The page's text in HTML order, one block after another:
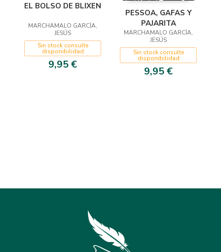
EL BOLSO DE BLIXEN
MARCHAMALO GARCÍA,
JESÚS
Sin stock consulte
disponibilidad
9,95 €
PESSOA, GAFAS Y
PAJARITA
MARCHAMALO GARCÍA,
JESÚS
Sin stock consulte
disponibilidad
9,95 €